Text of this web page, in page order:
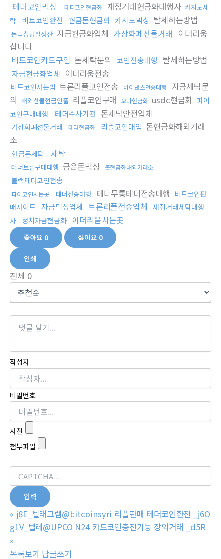
테더코인믹싱 테더코인현금화 재정거래현금화대행사 카지노세
탁
비트코인환전 현금돈현금화 카지노믹싱 탈세하는방법
돈믹싱당일정산 자금현금화업체 가상화폐선물거래 이더리움
삽니다
비트코인카드구입 돈세탁문의 코인전송대행 탈세하는방법
자금현금화업체 이더리움전송
비트코인사는법 트론리플코인전송 바이낸스전송대행
자금세탁문
의 해외선물현금인출 리플코인구매 오다현금화 usdc현금화 파이
코인구매대행
테더수사기관 돈세탁안전업체
가상화폐선물거래 테더현금화 리플코인매입 돈현금화해외거래
소
현금돈세탁 세탁
테더트론구매대행 금은돈믹싱 돈현금화해외거래소
블랙테더코인전송
파이코인사는곳 테더전송대행 테더무통테더전송대행 비트코인판
매사이트 자금믹싱업체 트론리플전송업체
재정거래세탁대행
사 정치자금현금화 이더리움사는곳
좋아요 0 싫어요 0
인쇄
전체 0
작성자
비밀번호
사진
첨부파일
« j8E_텔래그램@bitcoinsyri 리플판매 테더코인환전 _j6O
g1V_텔레@UPCOIN24 카드코인충전가능 장외거래 _d5R
»
목록보기 답글쓰기